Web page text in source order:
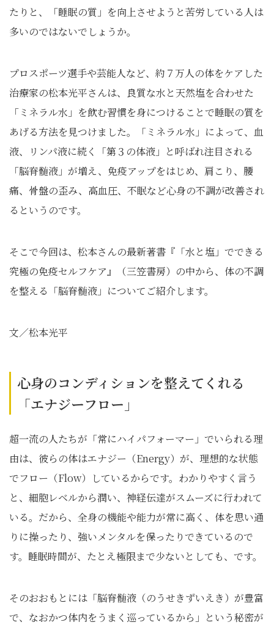
たりと、「睡眠の質」を向上させようと苦労している人は
多いのではないでしょうか。
プロスポーツ選手や芸能人など、約７万人の体をケアした
治療家の松本光平さんは、良質な水と天然塩を合わせた
「ミネラル水」を飲む習慣を身につけることで睡眠の質を
あげる方法を見つけました。「ミネラル水」によって、血
液、リンパ液に続く「第３の体液」と呼ばれ注目される
「脳脊髄液」が増え、免疫アップをはじめ、肩こり、腰
痛、骨盤の歪み、高血圧、不眠など心身の不調が改善され
るというのです。
そこで今回は、松本さんの最新著書『「水と塩」でできる
究極の免疫セルフケア』（三笠書房）の中から、体の不調
を整える「脳脊髄液」についてご紹介します。
文／松本光平
心身のコンディションを整えてくれる
「エナジーフロー」
超一流の人たちが「常にハイパフォーマー」でいられる理
由は、彼らの体はエナジー（Energy）が、理想的な状態
でフロー（Flow）しているからです。わかりやすく言う
と、細胞レベルから潤い、神経伝達がスムーズに行われて
いる。だから、全身の機能や能力が常に高く、体を思い通
りに操ったり、強いメンタルを保ったりできているので
す。睡眠時間が、たとえ極限まで少ないとしても、です。
そのおおもとには「脳脊髄液（のうせきずいえき）が豊富
で、なおかつ体内をうまく巡っているから」という秘密が